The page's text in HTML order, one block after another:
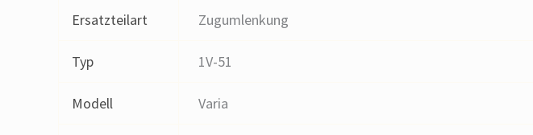
Ersatzteilart Zugumlenkung
Typ 1V-51
Modell Varia